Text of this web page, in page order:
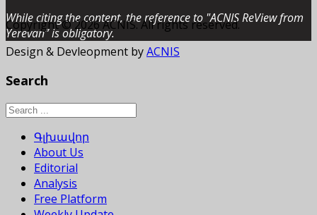
While citing the content, the reference to "ACNIS ReView from
Yerevan” is obligatory.
Copyright © 2026 ACNIS. All rights reserved.
Design & Devleopment byACNIS
Search
Գլխավոր
About Us
Editorial
Analysis
Free Platform